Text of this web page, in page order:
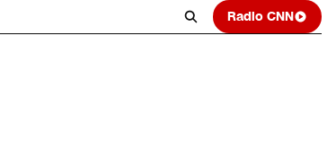
Radio CNN